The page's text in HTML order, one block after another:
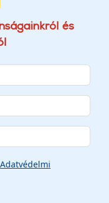
és
Adatvédelmi